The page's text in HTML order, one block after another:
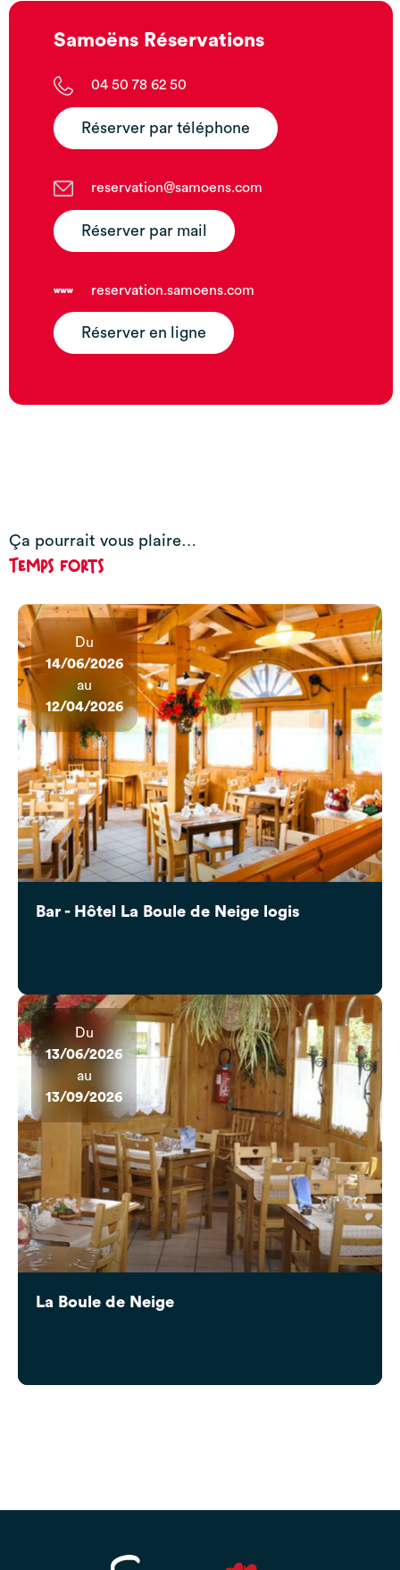
Samoëns Réservations
04 50 78 62 50
Réserver par téléphone
reservation@samoens.com
Réserver par mail
reservation.samoens.com
Réserver en ligne
Ça pourrait vous plaire…
Temps forts
Du
14/06/2026
au
12/04/2026
Bar - Hôtel La Boule de Neige logis
Du
13/06/2026
au
13/09/2026
La Boule de Neige